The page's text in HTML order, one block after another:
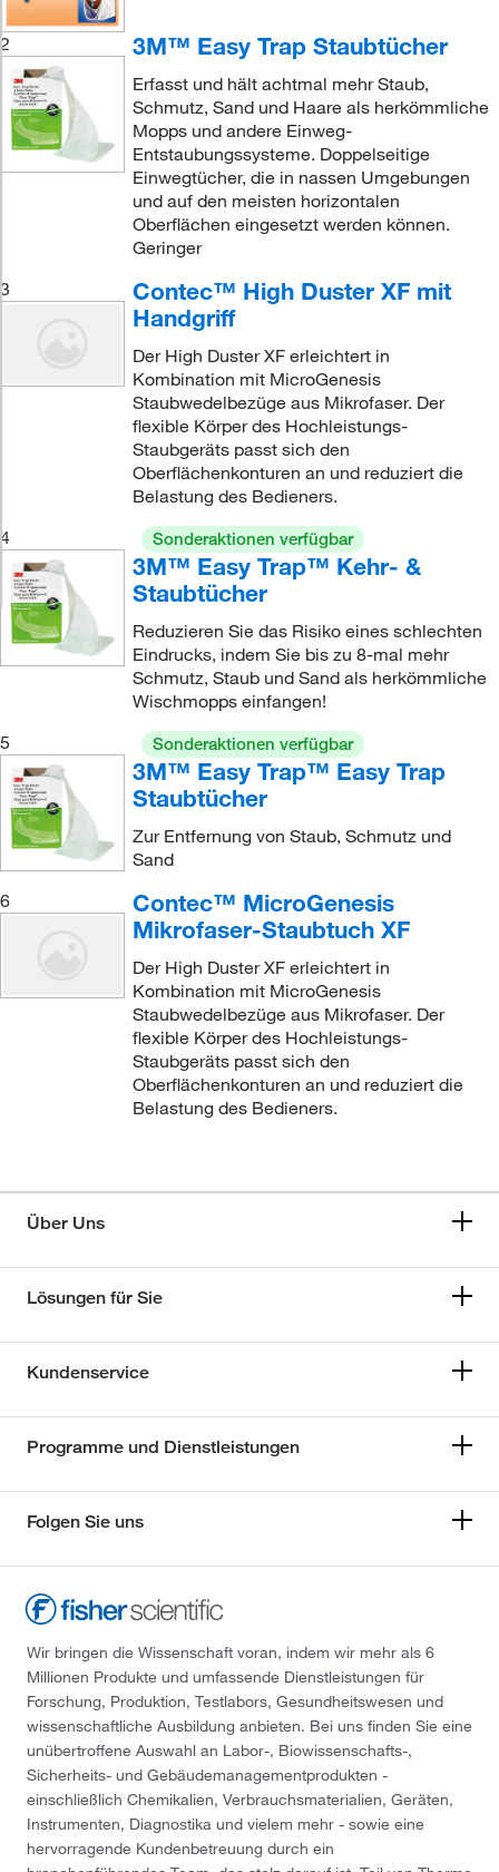
2 3M™ Easy Trap Staubtücher
Erfasst und hält achtmal mehr Staub,
Schmutz, Sand und Haare als herkömmliche
Mopps und andere Einweg-
Entstaubungssysteme. Doppelseitige
Einwegtücher, die in nassen Umgebungen
und auf den meisten horizontalen
Oberflächen eingesetzt werden können.
Geringer
3
Contec™ High Duster XF mit
Handgriff
Der High Duster XF erleichtert in
Kombination mit MicroGenesis
Staubwedelbezüge aus Mikrofaser. Der
flexible Körper des Hochleistungs-
Staubgeräts passt sich den
Oberflächenkonturen an und reduziert die
Belastung des Bedieners.
4
Sonderaktionen verfügbar
3M™ Easy Trap™ Kehr- &
Staubtücher
Reduzieren Sie das Risiko eines schlechten
Eindrucks, indem Sie bis zu 8-mal mehr
Schmutz, Staub und Sand als herkömmliche
Wischmopps einfangen!
5
Sonderaktionen verfügbar
3M™ Easy Trap™ Easy Trap
Staubtücher
Zur Entfernung von Staub, Schmutz und
Sand
6
Contec™ MicroGenesis
Mikrofaser-Staubtuch XF
Der High Duster XF erleichtert in
Kombination mit MicroGenesis
Staubwedelbezüge aus Mikrofaser. Der
flexible Körper des Hochleistungs-
Staubgeräts passt sich den
Oberflächenkonturen an und reduziert die
Belastung des Bedieners.
Über Uns
Lösungen für Sie
Kundenservice
Programme und Dienstleistungen
Folgen Sie uns
Wir bringen die Wissenschaft voran, indem wir mehr als 6
Millionen Produkte und umfassende Dienstleistungen für
Forschung, Produktion, Testlabors, Gesundheitswesen und
wissenschaftliche Ausbildung anbieten. Bei uns finden Sie eine
unübertroffene Auswahl an Labor-, Biowissenschafts-,
Sicherheits- und Gebäudemanagementprodukten -
einschließlich Chemikalien, Verbrauchsmaterialien, Geräten,
Instrumenten, Diagnostika und vielem mehr - sowie eine
hervorragende Kundenbetreuung durch ein